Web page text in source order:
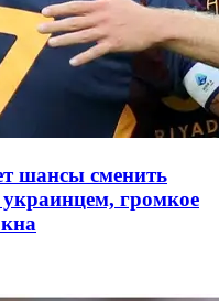
шансы сменить
украинцем, громкое